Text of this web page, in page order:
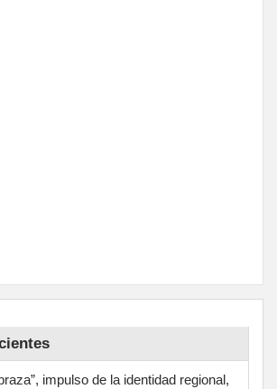
impulso de la identidad regional,